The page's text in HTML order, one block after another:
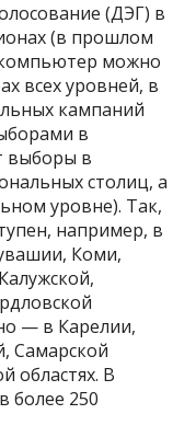
(ДЭГ) в
(в прошлом
компьютер можно
всех уровней, в
кампаний
в
выборы в
столиц, а
уровне). Так,
например, в
Коми,
— в Карелии,
Самарской
областях. В
более 250